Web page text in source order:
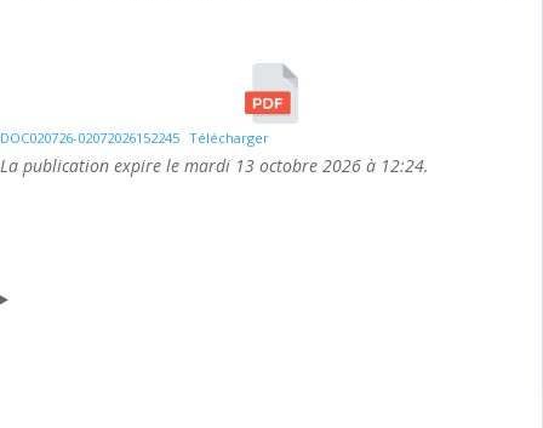
DOC020726-02072026152245 Télécharger
La publication expire le mardi 13 octobre 2026 à 12:24.